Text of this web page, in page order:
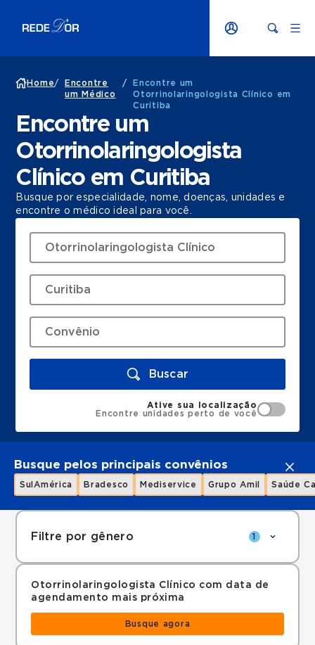
Home/
Encontre
um Médico
/
Encontre um
Otorrinolaringologista Clínico em
Curitiba
Encontre um
Otorrinolaringologista
Clínico em Curitiba
Busque por especialidade, nome, doenças, unidades e
encontre o médico ideal para você.
Buscar
Ative sua localização
Encontre unidades perto de você
Busque pelos principais convênios
SulAmérica Bradesco Mediservice Grupo Amil Saúde
Filtre por gênero 1
Otorrinolaringologista Clínico com data de
agendamento mais próxima
Busque agora